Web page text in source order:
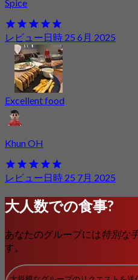
Spice
レビュー日時 25 6月 2025
Excellent food
Khun OH
レビュー日時 25 7月 2025
大人数での食事?
あなたのグループには特別な
す。